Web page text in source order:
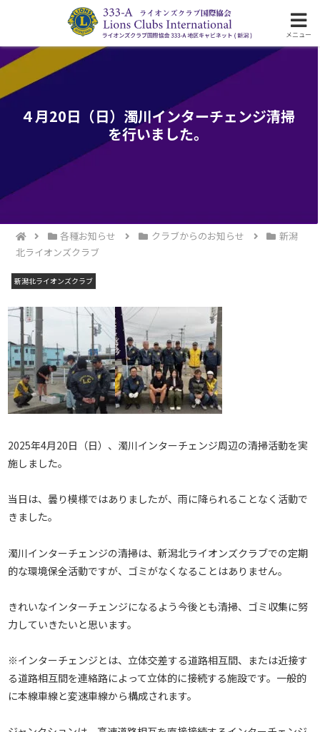
ライオンズクラブ国際協会333-A地区の活動
４月20日（日）濁川インターチェンジ清掃
を行いました。
各種お知らせ クラブからのお知らせ
新潟
北ライオンズクラブ
新潟北ライオンズクラブ
2025年4月20日（日）、濁川インターチェンジ周辺の清掃活動を実
施しました。
当日は、曇り模様ではありましたが、雨に降られることなく活動で
きました。
濁川インターチェンジの清掃は、新潟北ライオンズクラブでの定期
的な環境保全活動ですが、ゴミがなくなることはありません。
きれいなインターチェンジになるよう今後とも清掃、ゴミ収集に努
力していきたいと思います。
※インターチェンジとは、立体交差する道路相互間、または近接す
る道路相互間を連絡路によって立体的に接続する施設です。一般的
に本線車線と変速車線から構成されます。
メニュー